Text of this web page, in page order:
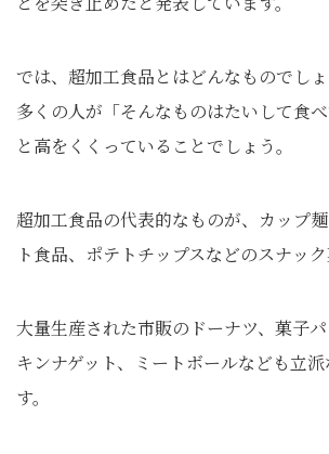
では、超加工食品とはどんなものでしょ
多くの人が「そんなものはたいして食べ
と高をくくっていることでしょう。
超加工食品の代表的なものが、カップ
ト食品、ポテトチップスなどのスナック
大量生産された市販のドーナツ、菓子
キンナゲット、ミートボールなども立
す。